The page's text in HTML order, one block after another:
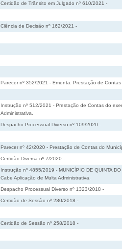
Certidão de Trânsito em Julgado nº 610/2021 -
Ciência de Decisão nº 162/2021 -
Parecer nº 352/2021 - Ementa. Prestação de
Instrução nº 512/2021 - Prestação de Contas do
Administrativa.
Despacho Processual Diverso nº 109/2020 -
Parecer nº 42/2020 - Prestação de Contas do
Certidão Diversa nº 7/2020 -
Instrução nº 4855/2019 - MUNICÍPIO DE QUINTA
Cabe Aplicação de Multa Administrativa.
Despacho Processual Diverso nº 1323/2018 -
Certidão de Sessão nº 280/2018 -
Certidão de Sessão nº 258/2018 -